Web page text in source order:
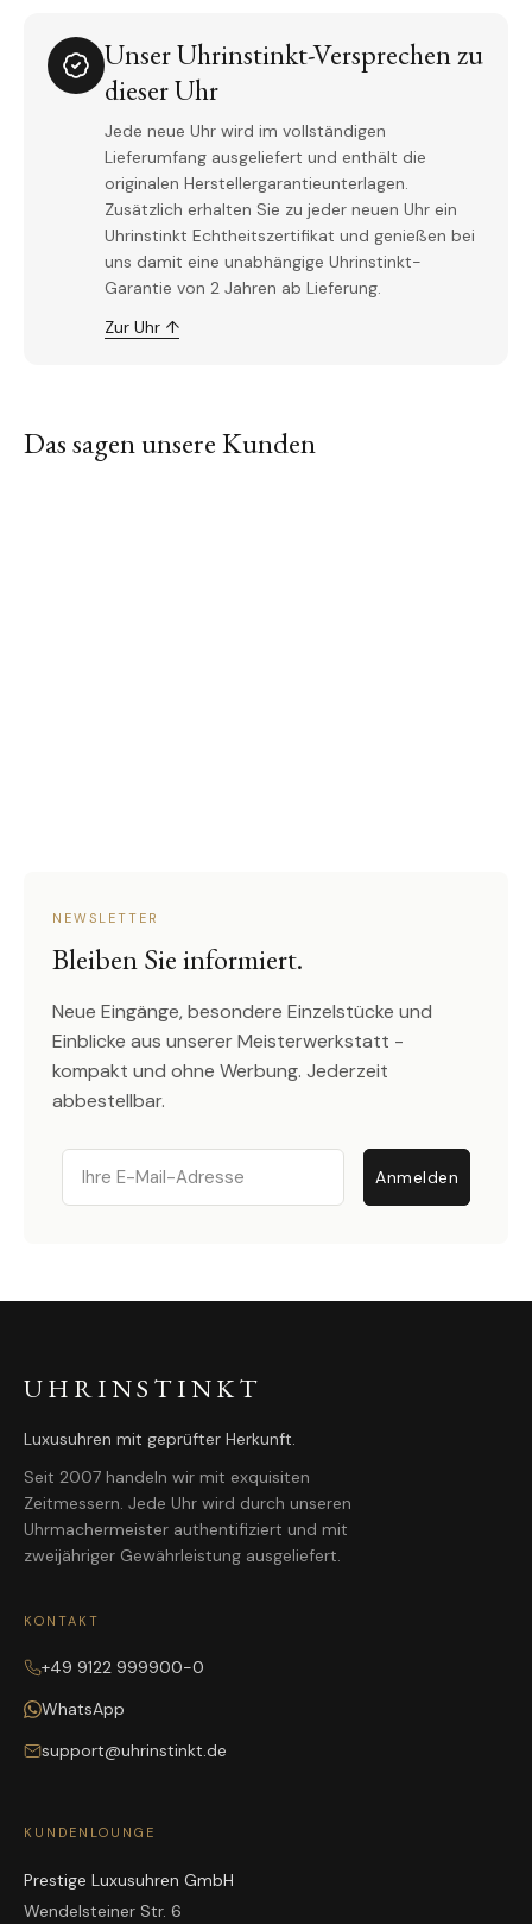
Unser Uhrinstinkt-Versprechen zu
dieser Uhr
Jede neue Uhr wird im vollständigen
Lieferumfang ausgeliefert und enthält die
originalen Herstellergarantieunterlagen.
Zusätzlich erhalten Sie zu jeder neuen Uhr ein
Uhrinstinkt Echtheitszertifikat und genießen bei
uns damit eine unabhängige Uhrinstinkt-
Garantie von 2 Jahren ab Lieferung.
Zur Uhr ↑
Das sagen unsere Kunden
NEWSLETTER
Bleiben Sie informiert.
Neue Eingänge, besondere Einzelstücke und
Einblicke aus unserer Meisterwerkstatt -
kompakt und ohne Werbung. Jederzeit
abbestellbar.
Email
Anmelden
UHRINSTINKT
Luxusuhren mit geprüfter Herkunft.
Seit 2007 handeln wir mit exquisiten
Zeitmessern. Jede Uhr wird durch unseren
Uhrmachermeister authentifiziert und mit
zweijähriger Gewährleistung ausgeliefert.
KONTAKT
+49 9122 999900-0
WhatsApp
support@uhrinstinkt.de
KUNDENLOUNGE
Prestige Luxusuhren GmbH
Wendelsteiner Str. 6